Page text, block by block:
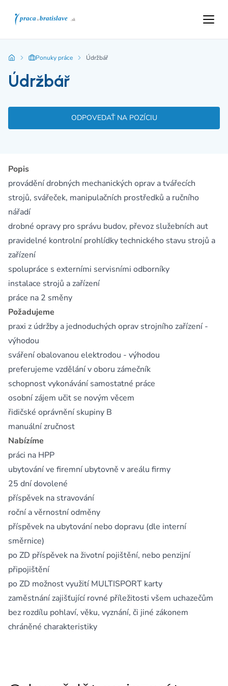
Ponuky práce Údržbář
Údržbář
ODPOVEDAŤ NA POZÍCIU
Popis
provádění drobných mechanických oprav a tvářecích
strojů, svářeček, manipulačních prostředků a ručního
nářadí
drobné opravy pro správu budov, převoz služebních aut
pravidelné kontrolní prohlídky technického stavu strojů a
zařízení
spolupráce s externími servisními odborníky
instalace strojů a zařízení
práce na 2 směny
Požadujeme
praxi z údržby a jednoduchých oprav strojního zařízení -
výhodou
sváření obalovanou elektrodou - výhodou
preferujeme vzdělání v oboru zámečník
schopnost vykonávání samostatné práce
osobní zájem učit se novým věcem
řidičské oprávnění skupiny B
manuální zručnost
Nabízíme
práci na HPP
ubytování ve firemní ubytovně v areálu firmy
25 dní dovolené
příspěvek na stravování
roční a věrnostní odměny
příspěvek na ubytování nebo dopravu (dle interní
směrnice)
po ZD příspěvek na životní pojištění, nebo penzijní
připojištění
po ZD možnost využití MULTISPORT karty
zaměstnání zajišťující rovné příležitosti všem uchazečům
bez rozdílu pohlaví, věku, vyznání, či jiné zákonem
chráněné charakteristiky